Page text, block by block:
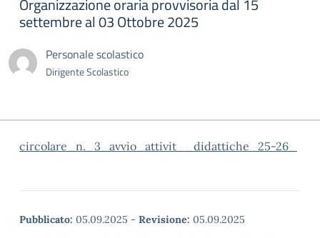
Organizzazione oraria provvisoria dal 15
settembre al 03 Ottobre 2025
Personale scolastico
Dirigente Scolastico
circolare_n._3_avvio_attivit__didattiche_25-26_
Pubblicato: 05.09.2025 - Revisione: 05.09.2025